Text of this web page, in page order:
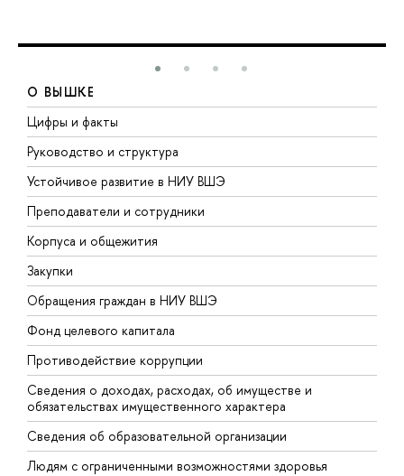
О ВЫШКЕ
Цифры и факты
Руководство и структура
Устойчивое развитие в НИУ ВШЭ
Преподаватели и сотрудники
Корпуса и общежития
Закупки
Обращения граждан в НИУ ВШЭ
Фонд целевого капитала
Противодействие коррупции
Сведения о доходах, расходах, об имуществе и
обязательствах имущественного характера
Сведения об образовательной организации
Людям с ограниченными возможностями здоровья